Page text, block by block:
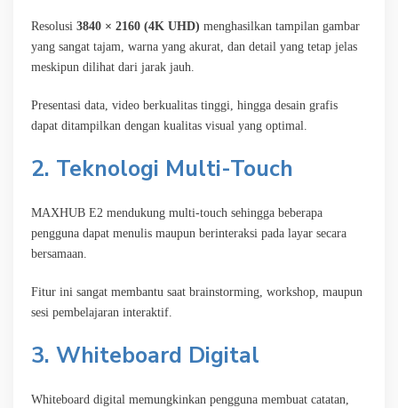
Resolusi 3840 × 2160 (4K UHD) menghasilkan tampilan gambar
yang sangat tajam, warna yang akurat, dan detail yang tetap jelas
meskipun dilihat dari jarak jauh.
Presentasi data, video berkualitas tinggi, hingga desain grafis
dapat ditampilkan dengan kualitas visual yang optimal.
2. Teknologi Multi-Touch
MAXHUB E2 mendukung multi-touch sehingga beberapa
pengguna dapat menulis maupun berinteraksi pada layar secara
bersamaan.
Fitur ini sangat membantu saat brainstorming, workshop, maupun
sesi pembelajaran interaktif.
3. Whiteboard Digital
Whiteboard digital memungkinkan pengguna membuat catatan,